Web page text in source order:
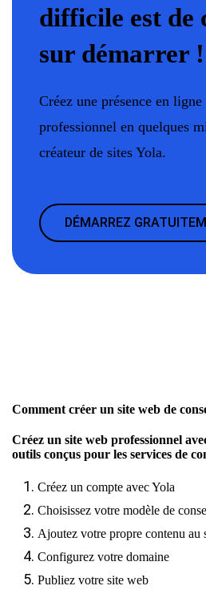
difficile est de
sur démarrer !
Créez une présence en ligne
professionnel en quelques
créateur de sites Yola.
DÉMARREZ
Comment créer un site web de
Créez un site web professionnel
outils conçus pour les services de
Créez un compte avec Yola
Choisissez votre modèle de
Ajoutez votre propre contenu au
Configurez votre domaine
Publiez votre site web